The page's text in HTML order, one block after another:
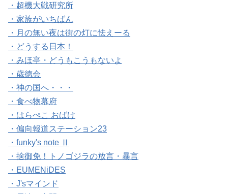
・超機大戦研究所
・家族がいちばん
・月の無い夜は街の灯に怯えーる
・どうする日本！
・みほ亭・どうもこうもないよ
・歳徳会
・神の国へ・・・
・食べ物幕府
・はらぺこ おばけ
・偏向報道ステーション23
・funky's note Ⅱ
・捨御免！トノゴジラの放言・暴言
・EUMENiDES
・J'sマインド